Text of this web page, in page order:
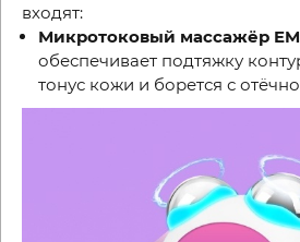
входят:
Микротоковый массажёр
обеспечивает подтяжку
тонус кожи и борется с